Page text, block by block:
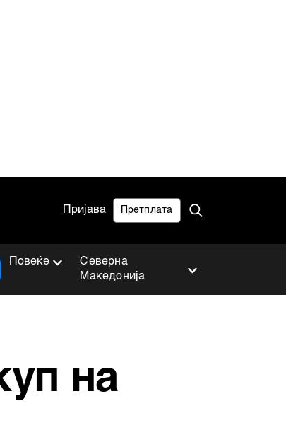
Пријава Претплата
Северна
Македонија
Повеќе
на